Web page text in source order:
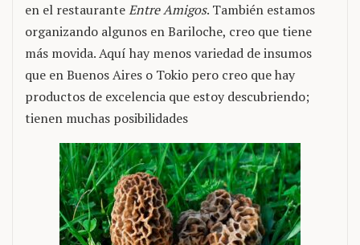
en el restauranteEntre Amigos. También estamos
organizando algunos en Bariloche, creo que tiene
más movida. Aquí hay menos variedad de insumos
que en Buenos Aires o Tokio pero creo que hay
productos de excelencia que estoy descubriendo;
tienen muchas posibilidades